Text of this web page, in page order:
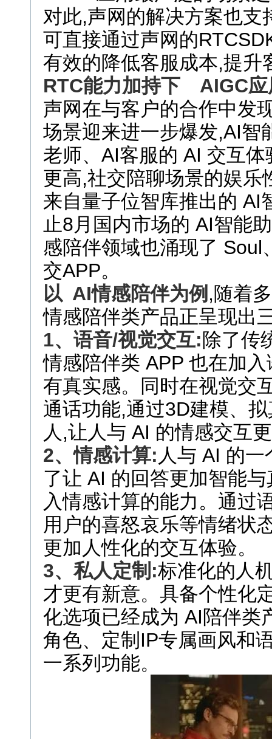
对此,声网的解决方案也支
可直接通过声网的
有效的降低客服成本,提升
RTC能力加持下 AIGC
声网在与客户的合作中发
场景迎来进一步爆发,AI智
老师、AI客服的 AI 交互
更高,社交陪聊场景的娱乐
来自量子位智库推出的 AI
止8月国内市场的 AI智能
感陪伴领域也涌现了 Soul
交APP。
以 AI情感陪伴为例 ,随着
情感陪伴类产品正呈现出
1、语音/视觉交互:除了传
情感陪伴类 APP 也在加
有真实感。同时在视觉交
通话功能,通过3D建模、
人,让人与 AI 的情感交互
2、情感计算: 人与 AI 的
了让 AI 的回答更加智能
入情感计算的能力。通过
用户的喜怒哀乐等情绪状
更加人性化的交互体验。
3、私人定制:标准化的人
才更有新意。具备个性化
化选项已经成为 AI陪伴类
角色、定制IP专属画风和
一系列功能。